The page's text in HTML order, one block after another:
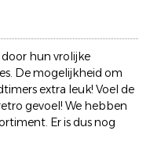
hun vrolijke
De mogelijkheid om
extra leuk! Voel de
gevoel! We hebben
Er is dus nog